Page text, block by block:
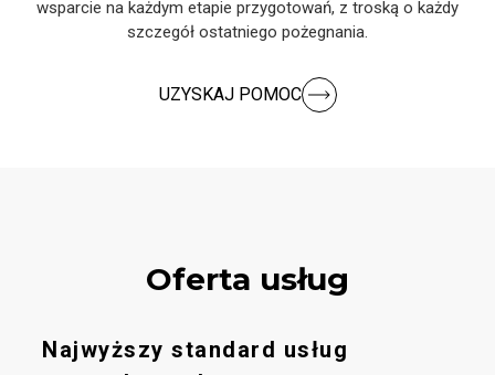
wsparcie na każdym etapie przygotowań, z troską o każdy
szczegół ostatniego pożegnania.
UZYSKAJ POMOC
Oferta usług
Najwyższy standard usług